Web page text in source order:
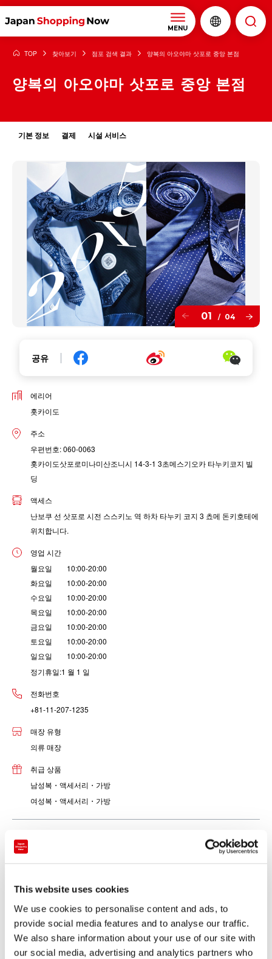
This website uses cookies
We use cookies to personalise content and ads, to
provide social media features and to analyse our traffic.
We also share information about your use of our site with
our social media, advertising and analytics partners who
MENU
TOP 찾아보기 점포 검색 결과 양복의 아오야마 삿포로 중앙 본점
양복의 아오야마 삿포로 중앙 본점
기본 정보 결제 시설 서비스
01 / 04
공유
에리어
홋카이도
주소
우편번호: 060-0063
홋카이도삿포로미나미산조니시 14-3-1 3초메스기오카 타누키코지 빌
딩
액세스
난보쿠 선 삿포로 시전 스스키노 역 하차 타누키 코지 3 쵸메 돈키호테에
위치합니다.
영업 시간
월요일 10:00-20:00
화요일 10:00-20:00
수요일 10:00-20:00
목요일 10:00-20:00
금요일 10:00-20:00
토요일 10:00-20:00
일요일 10:00-20:00
정기휴일:1 월 1 일
전화번호
+81-11-207-1235
매장 유형
의류 매장
취급 상품
남성복・액세서리・가방
여성복・액세서리・가방